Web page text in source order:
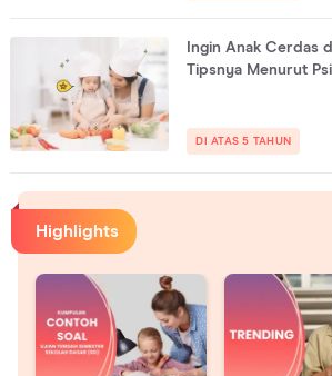
Ingin Anak Cerdas
Tipsnya Menurut
DI ATAS 5 TAHUN
Highlights